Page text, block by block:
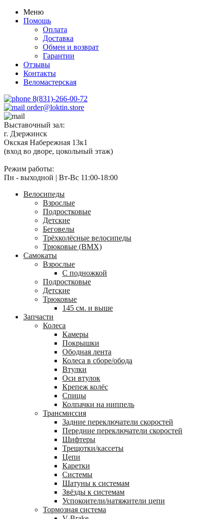
Меню
Помощь
Оплата
Доставка
Обмен и возврат
Гарантии
Отзывы
Контакты
Веломастерская
8(831)-266-00-72
order@loktin.store
Выставочный зал:
г. Дзержинск
Окская Набережная 13к1
(вход во дворе, цокольный этаж)
Режим работы:
Пн - выходной | Вт-Вс 11:00-18:00
Велосипеды
Взрослые
Подростковые
Детские
Беговелы
Трёхколёсные велосипеды
Трюковые (BMX)
Самокаты
Взрослые
С подножкой
Подростковые
Детские
Трюковые
145 см. и выше
Запчасти
Колеса
Камеры
Покрышки
Ободная лента
Колеса в сборе/обода
Втулки
Оси втулок
Крепеж колёс
Спицы
Колпачки на ниппель
Трансмиссия
Задние переключатели скоростей
Передние переключатели скоростей
Шифтеры
Трещотки/кассеты
Цепи
Каретки
Системы
Шатуны к системам
Звёзды к системам
Успокоители/натяжители цепи
Тормозная система